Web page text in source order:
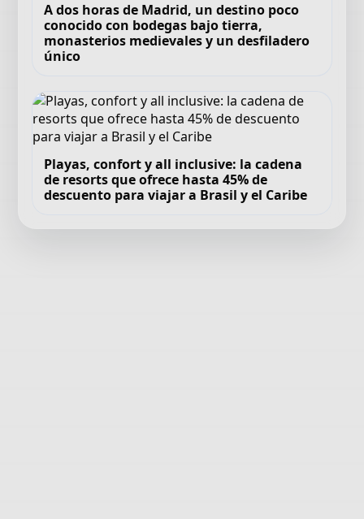
A dos horas de Madrid, un destino poco
conocido con bodegas bajo tierra,
monasterios medievales y un desfiladero
único
Playas, confort y all inclusive: la cadena
de resorts que ofrece hasta 45% de
descuento para viajar a Brasil y el Caribe